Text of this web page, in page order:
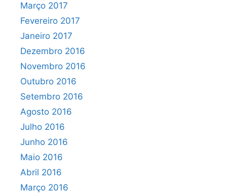
Março 2017
Fevereiro 2017
Janeiro 2017
Dezembro 2016
Novembro 2016
Outubro 2016
Setembro 2016
Agosto 2016
Julho 2016
Junho 2016
Maio 2016
Abril 2016
Março 2016